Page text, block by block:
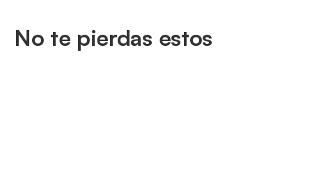
No te pierdas estos